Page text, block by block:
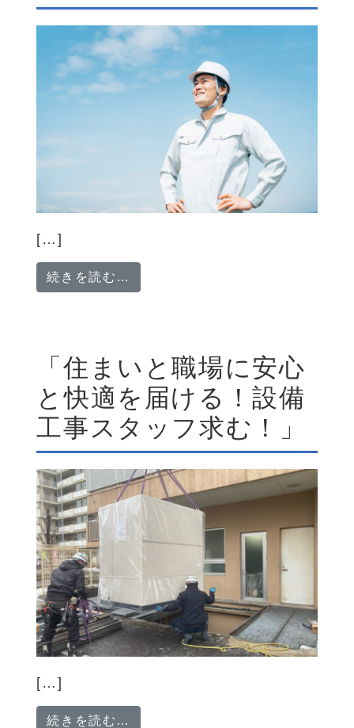
[…]
続きを読む…
「住まいと職場に安心
と快適を届ける！設備
工事スタッフ求む！」
[…]
続きを読む…